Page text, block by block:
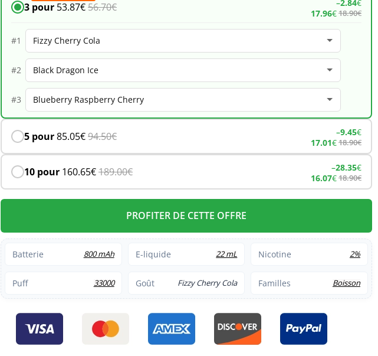
Glow
Fizzy
Cherry
3 pour 53.87€56.70€ –2.84€
17.96€18.90€
#1
#2
#3
5 pour85.05€94.50€ –9.45€
17.01€18.90€
10 pour 160.65€189.00€ –28.35€
16.07€18.90€
PROFITER DE CETTE OFFRE
Batterie 800 mAh E-liquide 22 mL Nicotine 2%
Puff 33000 Goût Fizzy Cherry Cola Familles Boisson